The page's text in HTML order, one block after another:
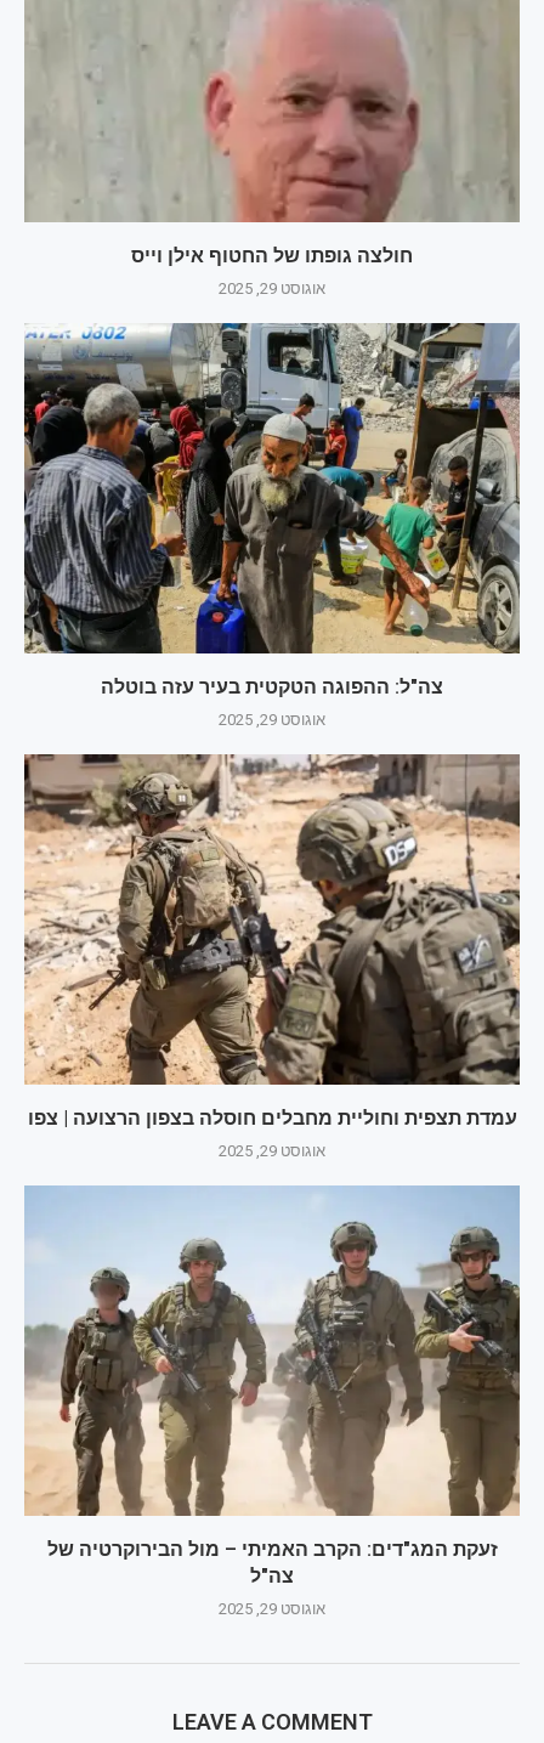
חולצה גופתו של החטוף אילן וייס
אוגוסט 29, 2025
צה"ל: ההפוגה הטקטית בעיר עזה בוטלה
אוגוסט 29, 2025
עמדת תצפית וחוליית מחבלים חוסלה בצפון הרצועה | צפו
אוגוסט 29, 2025
זעקת המג"דים: הקרב האמיתי – מול הבירוקרטיה של
צה"ל
אוגוסט 29, 2025
LEAVE A COMMENT